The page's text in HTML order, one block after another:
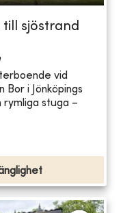
till sjöstrand
vid
Bor i Jönköpings
rymliga stuga –